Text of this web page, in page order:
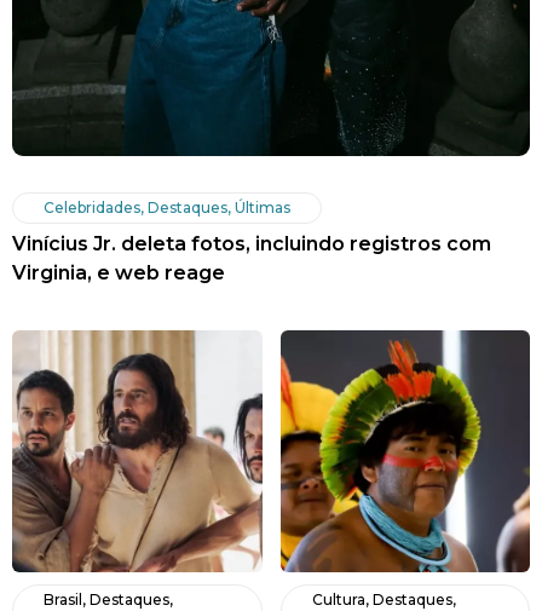
Celebridades, Destaques, Últimas
Vinícius Jr. deleta fotos, incluindo registros com
Virginia, e web reage
Brasil , Destaques,
Cultura, Destaques,